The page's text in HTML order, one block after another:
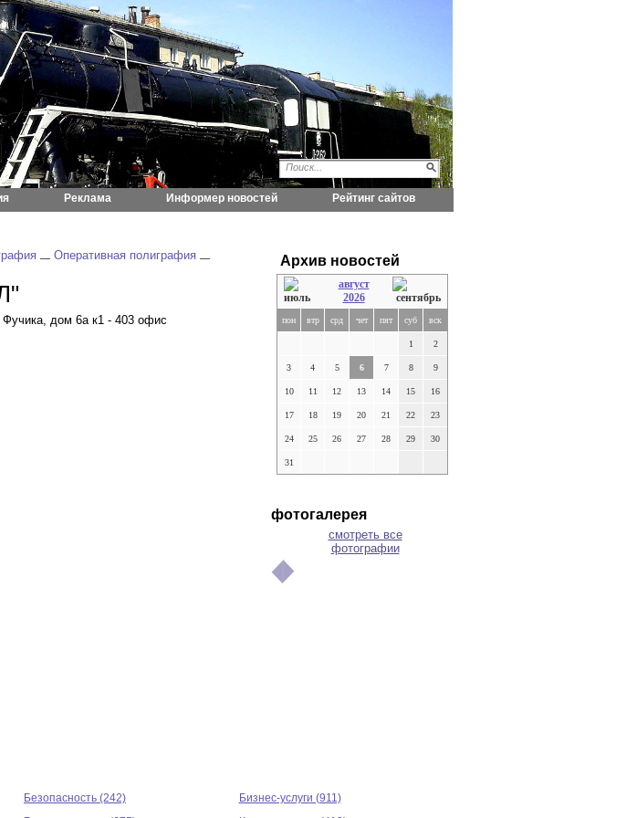
Реклама Информер новостей Рейтинг сайтов
Оперативная полиграфия
дом 6а к1 - 403 офис
Архив новостей
август
2026
пон втр срд чет пят суб вск
1 2
3 4 5 6 7 8 9
10 11 12 13 14 15 16
17 18 19 20 21 22 23
24 25 26 27 28 29 30
31
фотогалерея
смотреть все
фотографии
Безопасность (242)
Бизнес-услуги (911)